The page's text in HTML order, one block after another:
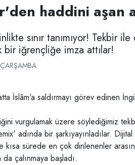
haddini aşan
sınır tanımıyor! Tekbir
bir iğrençliğe imza attılar!
İslâm'a saldırmayı görev edinen
vurgulamak üzere söylediğimiz
adında bir şarkıyayınladılar.
sürede en çok dinlenenler
çalınmaya başladı.